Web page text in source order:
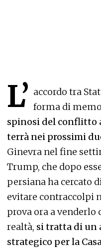
L’ accordo tra
forma di
spinosi del conflitto
terrà nei prossimi
Ginevra nel fine
Trump, che dopo
persiana ha cercato
evitare contraccolpi
prova ora a
realtà, si tratta di un
strategico per la